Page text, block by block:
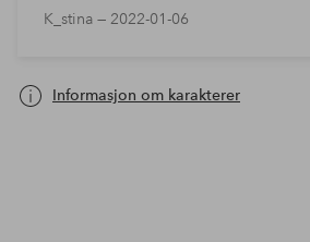
ord, sliten…
K_stina — 2022-01-06
Informasjon om karakterer